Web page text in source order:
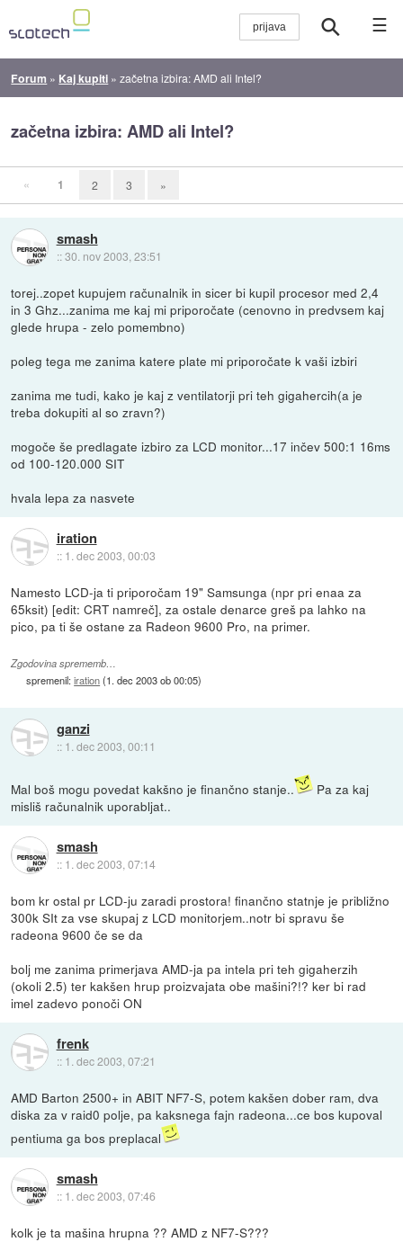
☰
Forum » Kaj kupiti »začetna izbira: AMD ali Intel?
začetna izbira: AMD ali Intel?
« 1 2 3 »
smash
::30. nov 2003, 23:51
torej..zopet kupujem računalnik in sicer bi kupil procesor med 2,4
in 3 Ghz...zanima me kaj mi priporočate (cenovno in predvsem kaj
glede hrupa - zelo pomembno)
poleg tega me zanima katere plate mi priporočate k vaši izbiri
zanima me tudi, kako je kaj z ventilatorji pri teh gigahercih(a je
treba dokupiti al so zravn?)
mogoče še predlagate izbiro za LCD monitor...17 inčev 500:1 16ms
od 100-120.000 SIT
hvala lepa za nasvete
iration
:: 1. dec 2003, 00:03
Namesto LCD-ja ti priporočam 19" Samsunga (npr pri enaa za
65ksit) [edit: CRT namreč], za ostale denarce greš pa lahko na
pico, pa ti še ostane za Radeon 9600 Pro, na primer.
Zgodovina sprememb…
spremenil:iration(1. dec 2003 ob 00:05)
ganzi
:: 1. dec 2003, 00:11
Mal boš mogu povedat kakšno je finančno stanje..
Pa za kaj
misliš računalnik uporabljat..
smash
:: 1. dec 2003, 07:14
bom kr ostal pr LCD-ju zaradi prostora! finančno statnje je približno
300k SIt za vse skupaj z LCD monitorjem..notr bi spravu še
radeona 9600 če se da
bolj me zanima primerjava AMD-ja pa intela pri teh gigaherzih
(okoli 2.5) ter kakšen hrup proizvajata obe mašini?!? ker bi rad
imel zadevo ponoči ON
frenk
:: 1. dec 2003, 07:21
AMD Barton 2500+ in ABIT NF7-S, potem kakšen dober ram, dva
diska za v raid0 polje, pa kaksnega fajn radeona...ce bos kupoval
pentiuma ga bos preplacal
smash
:: 1. dec 2003, 07:46
kolk je ta mašina hrupna ?? AMD z NF7-S???